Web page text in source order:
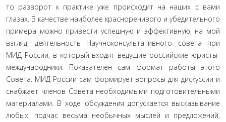
то разворот к практике уже происходит на наших с вами
глазах. В качестве наиболее крас­норечивого и убедительного
примера можно привести успеш­ную и эффективную, на мой
взгляд, деятельность Научно­консультативного совета при
МИД России, в который входят ведущие российские юристы-
международники. Показателен сам формат работы этого
Совета. МИД России сам формирует вопросы для дискуссии и
снабжает членов Совета необходи­мыми подготовительными
материалами. В ходе обсуждения допускается высказывание
любых, подчас весьма необычных мыслей и предложений,